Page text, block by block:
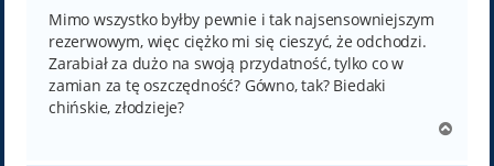
Mimo wszystko byłby pewnie i tak najsensowniejszym
rezerwowym, więc ciężko mi się cieszyć, że odchodzi.
Zarabiał za dużo na swoją przydatność, tylko co w
zamian za tę oszczędność? Gówno, tak? Biedaki
chińskie, złodzieje?